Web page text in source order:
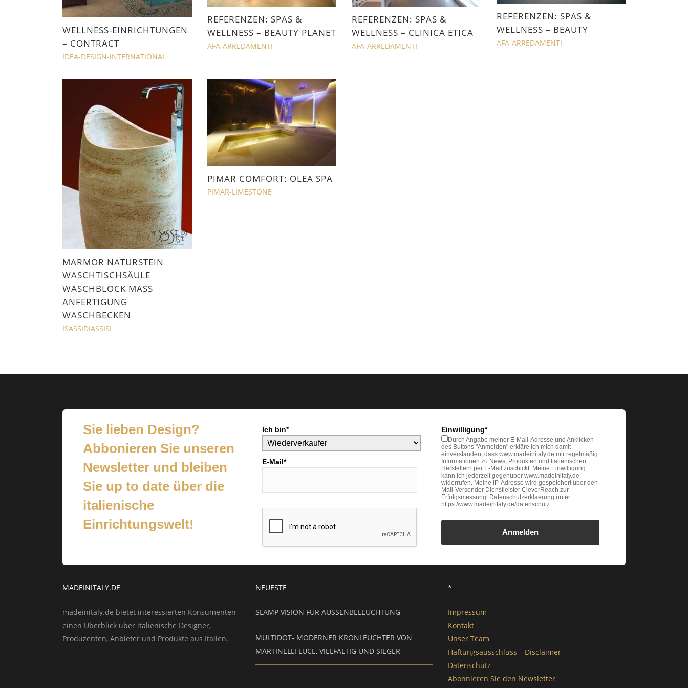
WELLNESS-EINRICHTUNGEN
– CONTRACT
IDEA-DESIGN-INTERNATIONAL
REFERENZEN: SPAS &
WELLNESS – BEAUTY PLANET
AFA-ARREDAMENTI
REFERENZEN: SPAS &
WELLNESS – CLINICA ETICA
AFA-ARREDAMENTI
REFERENZEN: SPAS &
WELLNESS – BEAUTY
AFA-ARREDAMENTI
MARMOR NATURSTEIN
WASCHTISCHSÄULE
WASCHBLOCK MASS
ANFERTIGUNG
WASCHBECKEN
ISASSIDIASSISI
PIMAR COMFORT: OLEA SPA
PIMAR-LIMESTONE
Sie lieben Design?
Abbonieren Sie unseren
Newsletter und bleiben
Sie up to date über die
italienische
Einrichtungswelt!
Ich bin*
E-Mail*
Einwilligung*
Durch Angabe meiner E-Mail-Adresse und Anklicken
des Buttons "Anmelden" erkläre ich mich damit
einverstanden, dass www.madeinitaly.de mir regelmäβig
Informationen zu News, Produkten und Italienischen
Herstellern per E-Mail zuschickt. Meine Einwilligung
kann ich jederzeit gegenüber www.madeinitaly.de
widerrufen. Meine IP-Adresse wird gespeichert über den
Mail-Versender Dienstleister CleverReach zur
Erfolgsmessung. Datenschutzerklaerung unter
https://www.madeinitaly.de/datenschutz
Anmelden
MADEINITALY.DE
madeinitaly.de bietet interessierten Konsumenten
einen Überblick über italienische Designer,
Produzenten, Anbieter und Produkte aus Italien.
NEUESTE
SLAMP VISION FÜR AUSSENBELEUCHTUNG
MULTIDOT- MODERNER KRONLEUCHTER VON
MARTINELLI LUCE, VIELFÄLTIG UND SIEGER
*
Impressum
Kontakt
Unser Team
Haftungsausschluss – Disclaimer
Datenschutz
Abonnieren Sie den Newsletter